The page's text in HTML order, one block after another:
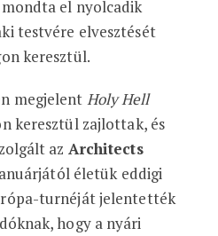
mondta el nyolcadik
testvére elvesztését
keresztül.
megjelent Holy Hell
keresztül zajlottak, és
az Architects
életük eddigi
turnéját jelentették
hogy a nyári